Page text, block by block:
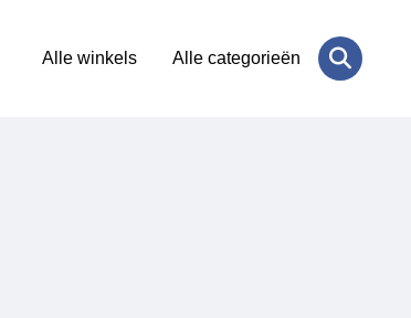
Alle winkels Alle categorieën